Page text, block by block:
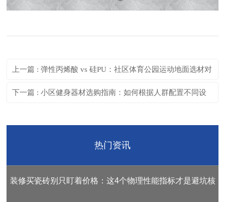
上一篇 : 弹性丙烯酸 vs 硅PU：社区体育公园运动地面选材对
比
下一篇 : 小区健身器材选购指南：如何根据人群配置不同设
热门资讯
装修买瓷砖别只盯着价格：这4个物理性能指标才是避坑核